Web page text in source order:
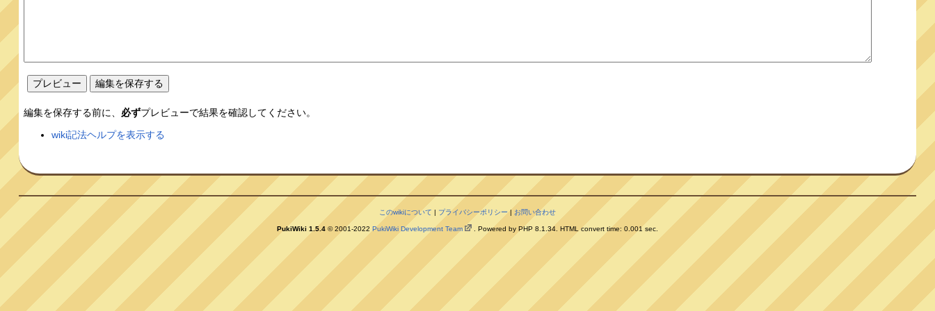
編集を保存する前に、 必ずプレビューで結果を確認してください。
wiki記法ヘルプを表示する
このwikiについて | プライバシーポリシー| お問い合わせ
PukiWiki 1.5.4 © 2001-2022 PukiWiki Development Team . Powered by PHP 8.1.34. HTML convert time: 0.001 sec.